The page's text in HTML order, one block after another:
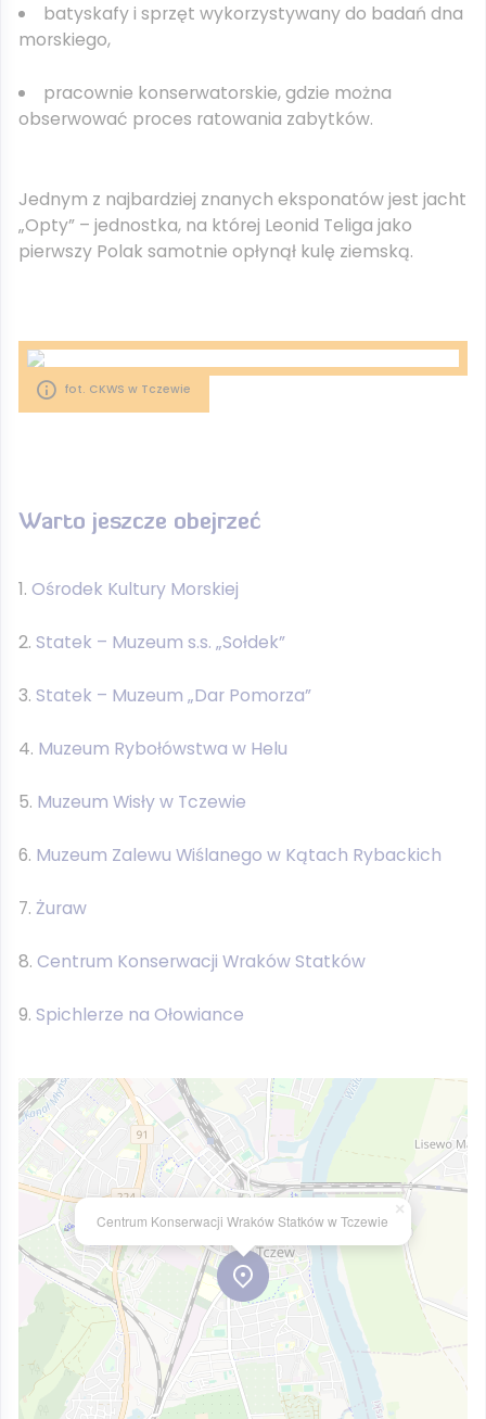
batyskafy i sprzęt wykorzystywany do badań dna
morskiego,
pracownie konserwatorskie, gdzie można
obserwować proces ratowania zabytków.
Jednym z najbardziej znanych eksponatów jest jacht
„Opty” – jednostka, na której Leonid Teliga jako
pierwszy Polak samotnie opłynął kulę ziemską.
fot. CKWS w Tczewie
Warto jeszcze obejrzeć
Ośrodek Kultury Morskiej
Statek – Muzeum s.s. „Sołdek”
Statek – Muzeum „Dar Pomorza”
Muzeum Rybołówstwa w Helu
Muzeum Wisły w Tczewie
Muzeum Zalewu Wiślanego w Kątach Rybackich
Żuraw
Centrum Konserwacji Wraków Statków
Spichlerze na Ołowiance
Centrum Konserwacji Wraków Statków w Tczewie
×